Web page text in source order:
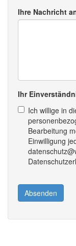
Ihre Nachricht
Ihr
Ich willige in
Bearbeitung
Einwilligung
Absenden